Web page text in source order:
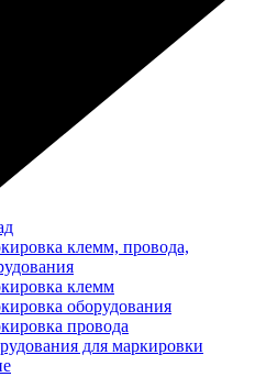
клемм, провода,
клемм
оборудования
провода
для маркировки